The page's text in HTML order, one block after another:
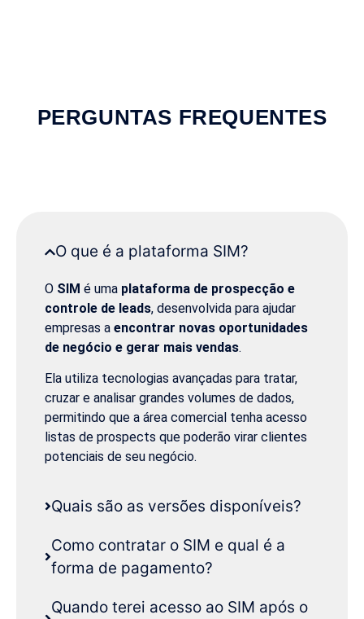
PERGUNTAS FREQUENTES
O que é a plataforma SIM?
O SIM é uma plataforma de prospecção e
controle de leads, desenvolvida para ajudar
empresas a encontrar novas oportunidades
de negócio e gerar mais vendas.
Ela utiliza tecnologias avançadas para tratar,
cruzar e analisar grandes volumes de dados,
permitindo que a área comercial tenha acesso
listas de prospects que poderão virar clientes
potenciais de seu negócio.
Quais são as versões disponíveis?
Como contratar o SIM e qual é a
forma de pagamento?
Quando terei acesso ao SIM após o